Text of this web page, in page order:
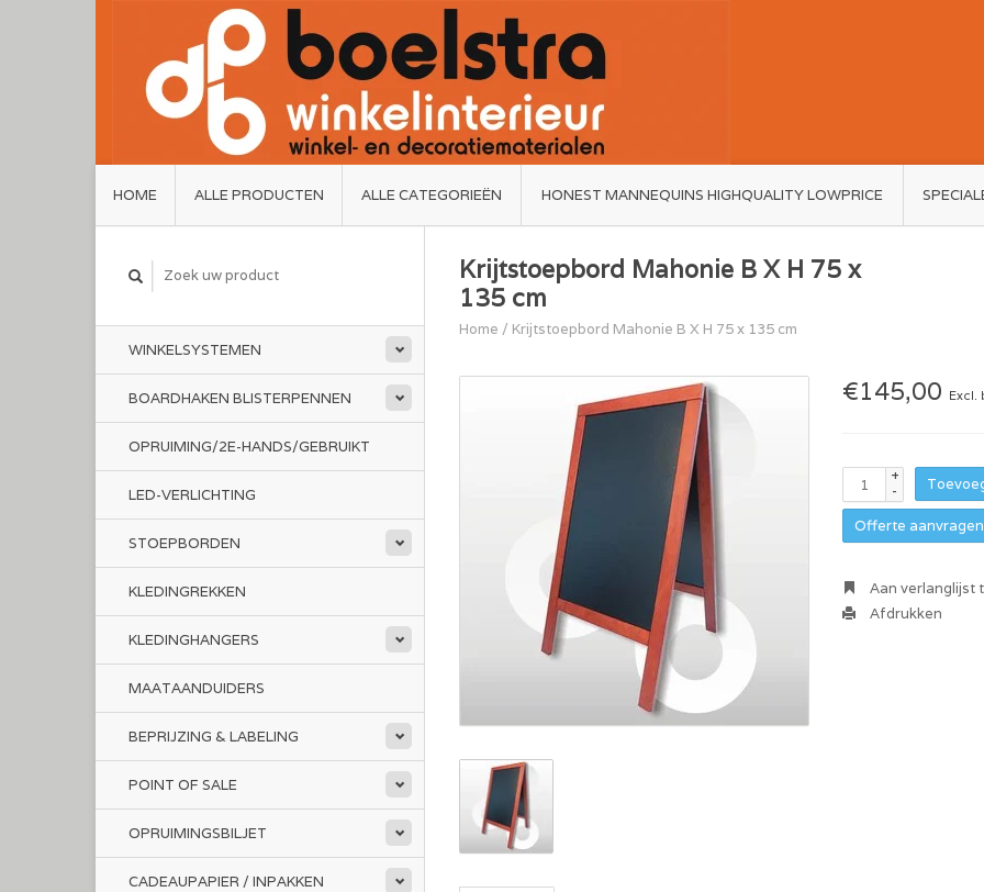
HOME ALLE PRODUCTEN ALLE CATEGORIEËN HONEST MANNEQUINS HIGHQUALITY LOWPRICE
WINKELSYSTEMEN
BOARDHAKEN BLISTERPENNEN
OPRUIMING/2E-HANDS/GEBRUIKT
LED-VERLICHTING
STOEPBORDEN
KLEDINGREKKEN
KLEDINGHANGERS
MAATAANDUIDERS
BEPRIJZING & LABELING
POINT OF SALE
OPRUIMINGSBILJET
CADEAUPAPIER / INPAKKEN
Krijtstoepbord Mahonie B X H 75 x
135 cm
Home / Krijtstoepbord Mahonie B X H 75 x 135 cm
€145,00 Excl.
+
-
Offerte
Aan verlanglijst
Afdrukken